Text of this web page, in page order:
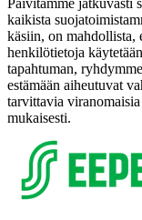
Päivitämme jatkuvasti
kaikista
käsiin, on mahdollista,
henkilötietoja
tapahtuman,
estämään aiheutuvat
tarvittavia
mukaisesti.